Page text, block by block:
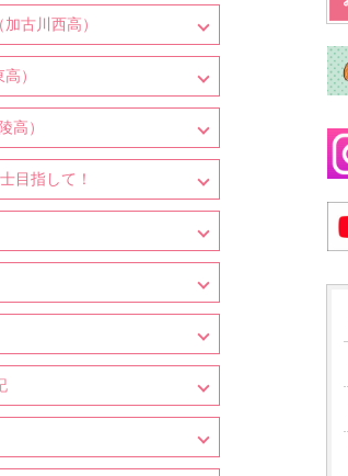
古川西高）
）
高）
目指して！